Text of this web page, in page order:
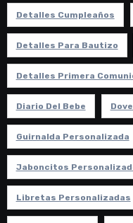
Detalles Cumpleaños
Detalles Para Bautizo
Detalles Primera
Diario Del Bebe
Guirnalda Personalizada
Jaboncitos
Libretas Personalizadas